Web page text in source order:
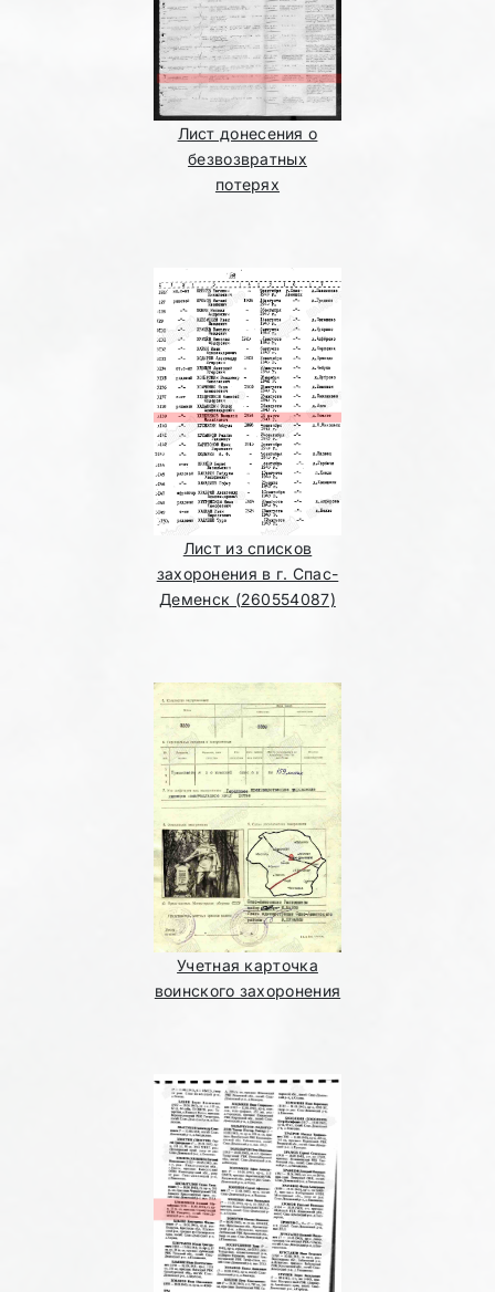
Лист донесения о
безвозвратных
потерях
Лист из списков
захоронения в г. Спас-
Деменск (260554087)
Учетная карточка
воинского захоронения